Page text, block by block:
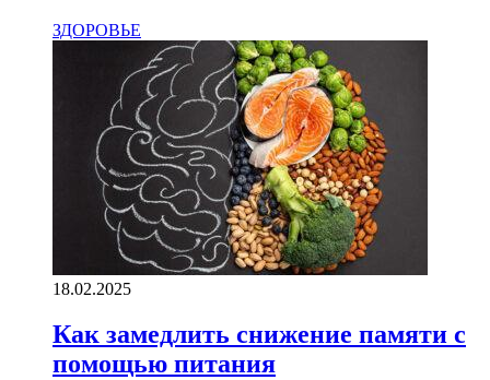
ЗДОРОВЬЕ
18.02.2025
Как замедлить снижение памяти с
помощью питания